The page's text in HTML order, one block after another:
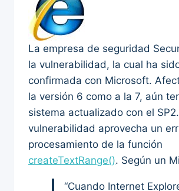
La empresa de seguridad
la vulnerabilidad, la cual ha
confirmada con Microsoft.
la versión 6 como a la 7, aún
sistema actualizado con el
vulnerabilidad aprovecha un
procesamiento de la función
createTextRange(). Según un
“Cuando Internet